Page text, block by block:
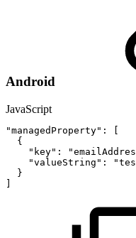
Android
JavaScript
"managedProperty" :
{
"key" :
"valueString" :
}